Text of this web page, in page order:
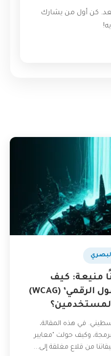
كن أول من يشارك
منيعة: كيف
أنقذتنا ‘معايير الوصول الرقمي’ (WCAG)
في هذه المقالة،
وكيف حولت "معايير